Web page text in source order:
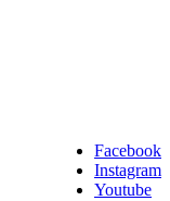
Facebook
Instagram
Youtube